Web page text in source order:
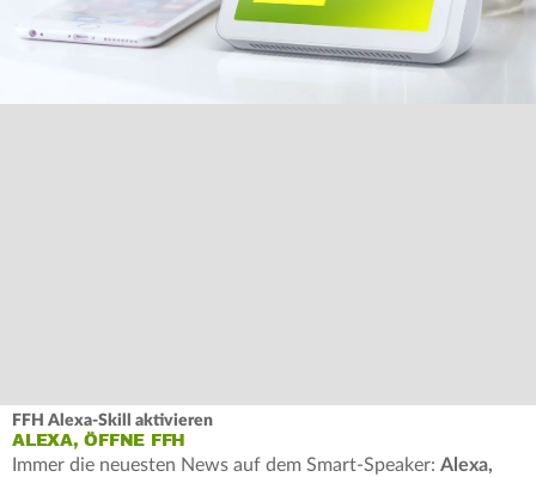
FFH Alexa-Skill aktivieren
ALEXA, ÖFFNE FFH
Immer die neuesten News auf dem Smart-Speaker: Alexa,